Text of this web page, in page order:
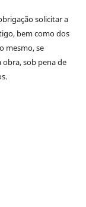
solicitar a
bem como dos
mesmo, se
sob pena de